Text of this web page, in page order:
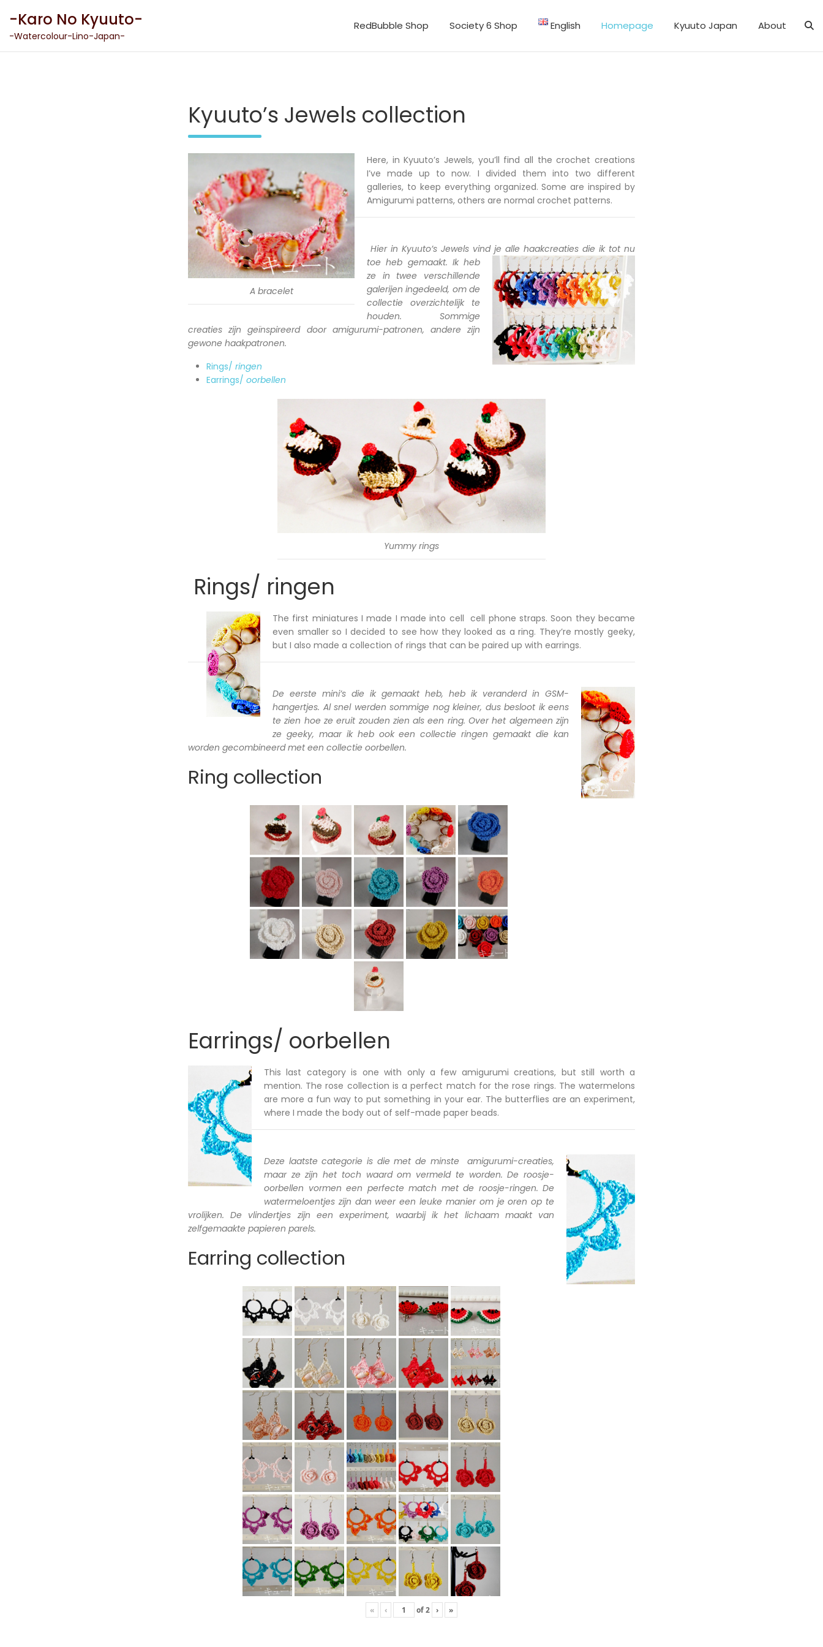
content
-Karo No Kyuuto-
-Watercolour-Lino-Japan-
RedBubble Shop Society 6 Shop English Homepage Kyuuto Japan About
Kyuuto’s Jewels collection
A bracelet
Here, in Kyuuto’s Jewels, you’ll find all the crochet creations
I’ve made up to now. I divided them into two different
galleries, to keep everything organized. Some are inspired by
Amigurumi patterns, others are normal crochet patterns.
Hier in Kyuuto’s Jewels vind je alle haakcreaties die ik tot nu
toe heb gemaakt. Ik heb
ze in twee verschillende
galerijen ingedeeld, om de
collectie overzichtelijk te
houden. Sommige
creaties zijn geïnspireerd door amigurumi-patronen, andere zijn
gewone haakpatronen.
Rings/ ringen
Earrings/ oorbellen
Yummy rings
Rings/ ringen
The first miniatures I made I made into cellcell phone straps. Soon they became
even smaller so I decided to see how they looked as a ring. They’re mostly geeky,
but I also made a collection of rings that can be paired up with earrings.
De eerste mini’s die ikgemaakt heb, heb ik veranderd in GSM-
hangertjes. Al snel werden sommige nog kleiner, dus besloot ik eens
te zien hoe ze eruit zouden zien als een ring. Over het algemeen zijn
ze geeky, maar ik heb ook een collectie ringen gemaakt die kan
worden gecombineerd met een collectie oorbellen.
Ring collection
Earrings/ oorbellen
This last category is one with only a few amigurumi creations, but still worth a
mention. The rose collection is a perfect match for the rose rings. The watermelons
are more a fun way to put something in your ear. The butterflies are an experiment,
where I made the body out of self-made paper beads.
Deze laatste categorie is die met de minste amigurumi-creaties,
maar ze zijn het toch waard om vermeld te worden. De roosje-
oorbellen vormen een perfecte match met de roosje-ringen. De
watermeloentjes zijn dan weer een leuke manier om je oren op te
vrolijken. De vlindertjes zijn een experiment, waarbij ik het lichaam maakt van
zelfgemaakte papieren parels.
Earring collection
« ‹ of2 › »